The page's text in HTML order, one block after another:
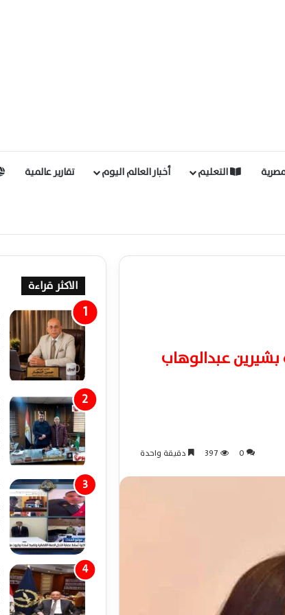
التعليم أخبار العالم اليوم تقارير عالمية
عبدالوهاب
0
397 دقيقة واحدة
الاكثر قراءة